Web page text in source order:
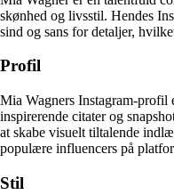
skønhed og livsstil. Hendes
sind og sans for detaljer,
Profil
Mia Wagners Instagram-profil
inspirerende citater og
at skabe visuelt tiltalende
populære influencers på
Stil